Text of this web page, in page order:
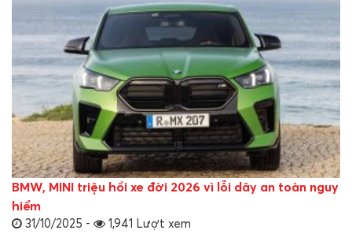
BMW, MINI triệu hồi xe đời 2026 vì lỗi dây an toàn nguy
hiểm
31/10/2025 - 1,941 Lượt xem